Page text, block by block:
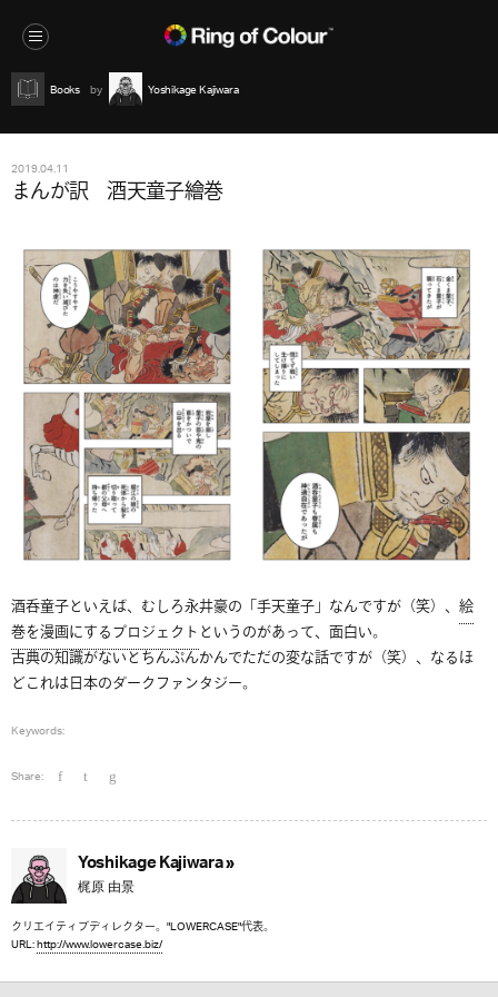
Books Yoshikage Kajiwara
2019.04.11
まんが訳 酒天童子繪巻
酒呑童子といえば、むしろ永井豪の「手天童子」なんですが（笑）、 絵
巻を漫画にするプロジェクトというのがあって、面白い。
古典の知識がないとちんぷんかんでただの変な話ですが（笑）、なるほ
どこれは日本のダークファンタジー。
Keywords:
Share:
Yoshikage Kajiwara »
梶原 由景
クリエイティブディレクター。"LOWERCASE"代表。
URL:http://www.lowercase.biz/